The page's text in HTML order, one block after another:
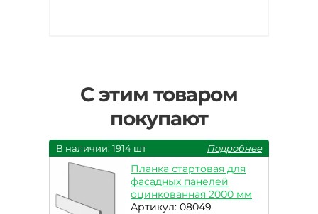
С этим товаром
покупают
В наличии: 1914 шт Подробнее
Планка стартовая для
фасадных панелей
оцинкованная 2000 мм
Артикул: 08049